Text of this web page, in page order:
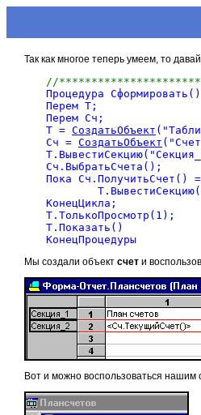
Так как многое теперь умеем, то
//
Процедура Сформировать()
Перем Т;
Перем Сч;
Т = СоздатьОбъект
Сч = СоздатьОбъект
Сч.ВыбратьСчета();
Пока Сч.ПолучитьСчет()
КонецЦикла;
Т.ТолькоПросмотр(1);
Т.Показать()
Мы создали объект счет и
Вот и можно воспользоваться нашим